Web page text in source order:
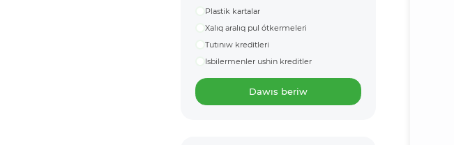
Plastik kartalar
Xalıq aralıq pul ótkermeleri
Tutınıw kreditleri
Isbilermenler ushin kreditler
Dawıs beriw